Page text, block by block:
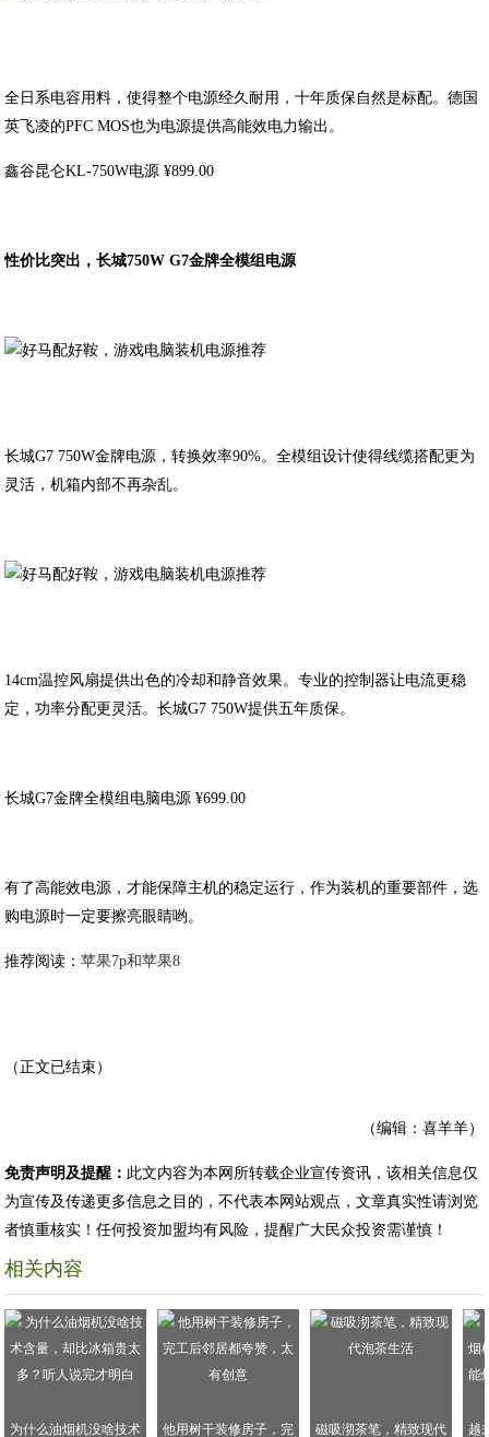
全日系电容用料，使得整个电源经久耐用，十年质保自然是标配。德国
英飞凌的PFC MOS也为电源提供高能效电力输出。
鑫谷昆仑KL-750W电源 ¥899.00
性价比突出，长城750W G7金牌全模组电源
长城G7 750W金牌电源，转换效率90%。全模组设计使得线缆搭配更为
灵活，机箱内部不再杂乱。
14cm温控风扇提供出色的冷却和静音效果。专业的控制器让电流更稳
定，功率分配更灵活。长城G7 750W提供五年质保。
长城G7金牌全模组电脑电源 ¥699.00
有了高能效电源，才能保障主机的稳定运行，作为装机的重要部件，选
购电源时一定要擦亮眼睛哟。
推荐阅读：苹果7p和苹果8
（正文已结束）
（编辑：喜羊羊）
免责声明及提醒： 此文内容为本网所转载企业宣传资讯，该相关信息仅
为宣传及传递更多信息之目的，不代表本网站观点，文章真实性请浏览
者慎重核实！任何投资加盟均有风险，提醒广大民众投资需谨慎！
相关内容
为什么油烟机没啥技术 他用树干装修房子，完 磁吸沏茶笔，精致现代 越